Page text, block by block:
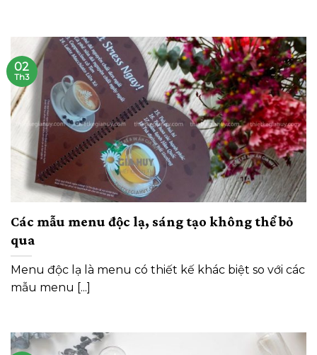
Các mẫu menu độc lạ, sáng tạo không thể bỏ
qua
Menu độc lạ là menu có thiết kế khác biệt so với các
mẫu menu [...]
02
Th3